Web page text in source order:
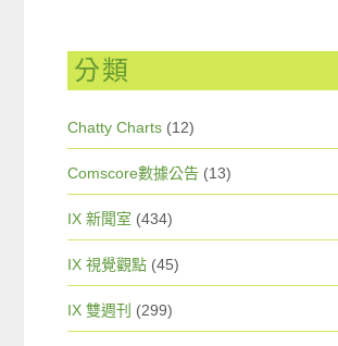
分類
Chatty Charts (12)
Comscore數據公告 (13)
IX 新聞室 (434)
IX 視覺觀點 (45)
IX 雙週刊 (299)